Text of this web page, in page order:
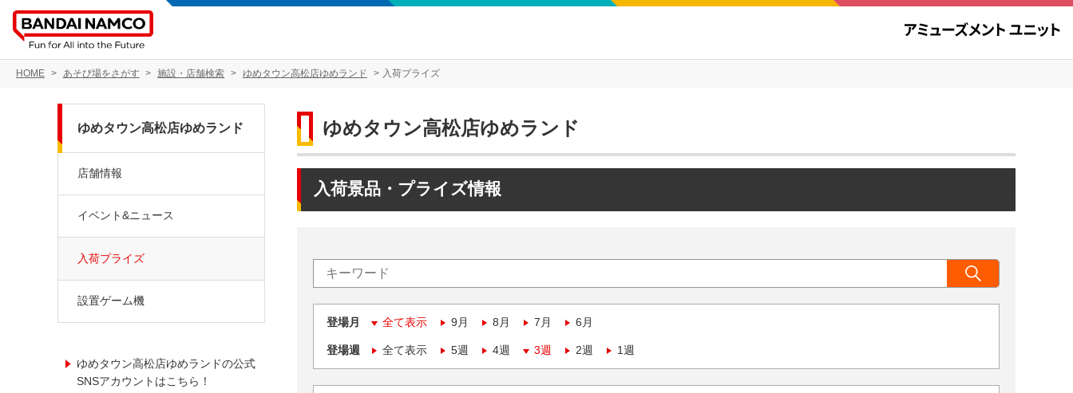
HOME あそび場をさがす 施設・店舗検索 ゆめタウン高松店ゆめランド 入荷プライズ
ゆめタウン高松店ゆめランド
入荷景品・プライズ情報
登場月 全て表示 9月 8月 7月 6月
登場週 全て表示 5週 4週 3週 2週 1週
ゆめタウン高松店ゆめランド
店舗情報
イベント&ニュース
入荷プライズ
設置ゲーム機
ゆめタウン高松店ゆめランドの公式
SNSアカウントはこちら！